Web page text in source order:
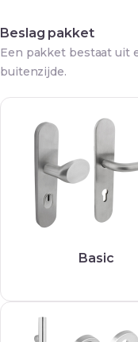
Beslag pakket
Een pakket bestaat uit
buitenzijde.
Basic